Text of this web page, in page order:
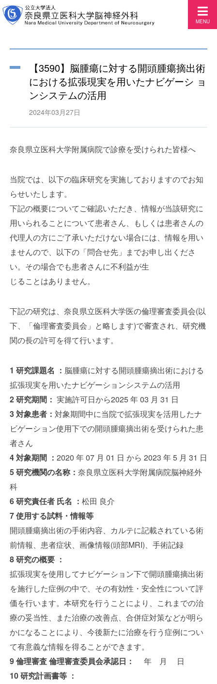
MENU
【3590】脳腫瘍に対する開頭腫瘍摘出術
における拡張現実を用いたナビゲーシ ョ
ンシステムの活用
2024年03月27日
奈良県立医科大学附属病院で診療を受けられた皆様へ
当院では、以下の臨床研究を実施しておりますのでお知
らせいたします。
下記の概要についてご確認いただき、情報が当該研究に
用いられることについて患者さん、もしくは患者さんの
代理人の方にご了承いただけない場合には、情報を用い
ませんので、以下の「問合せ先」までお申し出くださ
い。その場合でも患者さんに不利益が生
じることはありません。
下記の研究は、奈良県立医科大学医の倫理審査委員会(以
下、「倫理審査委員会」と略します)で審査され、研究機
関の長の許可を得て行います。
1 研究課題名 ： 脳腫瘍に対する開頭腫瘍摘出術における
拡張現実を用いたナビゲーションシステムの活用
2 研究期間： 実施許可日から2025 年 03 月 31 日
3 対象患者： 対象期間中に当院で拡張現実を活用したナ
ビゲーション使用下での開頭腫瘍摘出術を受けられた患
者さん
4 対象期間 ： 2020 年 07 月 01 日 から 2023 年 5 月 31 日
5 研究機関の名称： 奈良県立医科大学附属病院脳神経外
科
6 研究責任者 氏名 ： 松田 良介
7 使用する試料・情報等
開頭腫瘍摘出術の手術内容、カルテに記載されている術
前情報、患者症状、画像情報(頭部MRI)、手術記録
8 研究の概要 ：
拡張現実を使用してナビゲーション下で開頭腫瘍摘出術
を施行した症例の中で、その有効性・安全性について評
価を行います。本研究を行うことにより、これまでの治
療の妥当性、また治療の改善点、合併症対策などが明ら
かになることにより、今後新たに治療を行う症例につい
て有意義な情報を得ることができます。
9 倫理審査 倫理審査委員会承認日：
年 月 日
10 研究計画書等 ：